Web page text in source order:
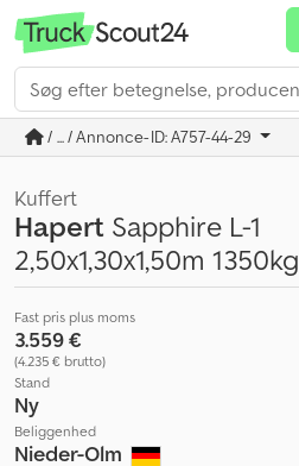
/ ... / Annonce-ID: A757-44-29
Kuffert
Hapert Sapphire L-1
2,50x1,30x1,50m 1350kg
Fast pris plus moms
3.559 €
(4.235 € brutto)
Stand
Ny
Beliggenhed
Nieder-Olm